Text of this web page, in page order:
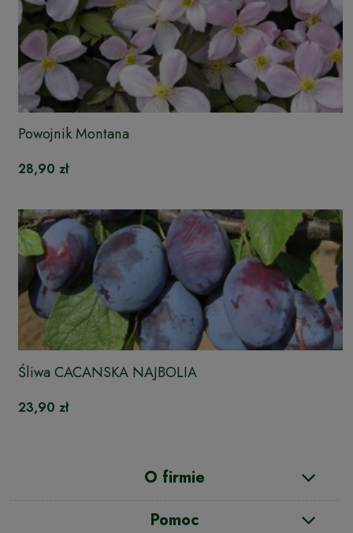
Powojnik Montana
28,90 zł
Śliwa CACANSKA NAJBOLIA
23,90 zł
O firmie
Pomoc